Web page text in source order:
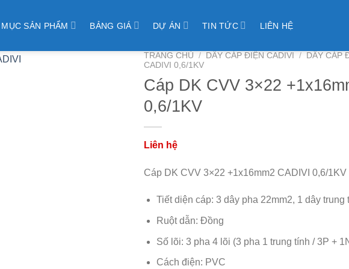
SẢN PHẨM BẢNG GIÁ DỰ ÁN TIN TỨC LIÊN HỆ
TRANG CHỦ / DÂY CÁP ĐIỆN CADIVI /
DÂY CÁP
CADIVI 0,6/1KV
Cáp DK CVV 3×22
0,6/1KV
Cáp DK CVV 3×22 +1x16mm2 CADIVI 0,6/1KV
Tiết diện cáp: 3 dây pha 22mm2, 1 dây trung
Ruột dẫn: Đồng
Số lõi: 3 pha 4 lõi (3 pha 1 trung tính / 3P +
Cách điện: PVC